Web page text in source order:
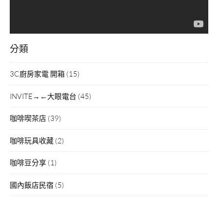
分類
3C廚房家電 開箱 (15)
INVITE→←大眼電台 (45)
咖啡喫茶店 (39)
咖啡玩具收藏 (2)
咖啡豆分享 (1)
國內飯店民宿 (5)